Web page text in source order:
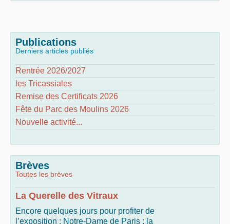
Publications
Derniers articles publiés
Rentrée 2026/2027
les Tricassiales
Remise des Certificats 2026
Fête du Parc des Moulins 2026
Nouvelle activité...
Brèves
Toutes les brèves
La Querelle des Vitraux
Encore quelques jours pour profiter de
l’exposition : Notre-Dame de Paris : la